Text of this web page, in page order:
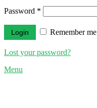
Password *
Remember me
Lost your password?
Menu